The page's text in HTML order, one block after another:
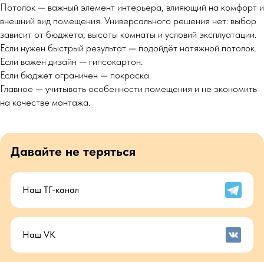
Потолок — важный элемент интерьера, влияющий на комфорт и
внешний вид помещения. Универсального решения нет: выбор
зависит от бюджета, высоты комнаты и условий эксплуатации.
Если нужен быстрый результат — подойдёт натяжной потолок.
Если важен дизайн — гипсокартон.
Если бюджет ограничен — покраска.
Главное — учитывать особенности помещения и не экономить
на качестве монтажа.
Давайте не теряться
Наш ТГ-канал
Наш VK